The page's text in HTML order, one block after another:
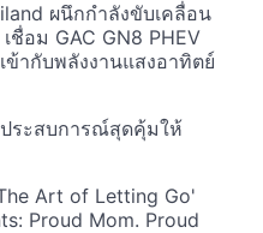
ผนึกกำลังขับเคลื่อน
ชื่อม GAC GN8 PHEV
ข้ากับพลังงานแสงอาทิตย์
ระสบการณ์สุดคุ้มให้
Art of Letting Go'
Proud Mom. Proud